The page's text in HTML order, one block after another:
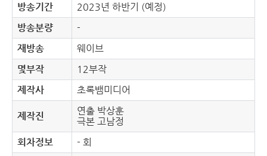
방송기간
2023년 하반기 (예정)
방송분량
-
재방송
웨이브
몇부작
12부작
제작사
초록뱀미디어
제작진
연출 박상훈
극본 고남정
회차정보
- 회